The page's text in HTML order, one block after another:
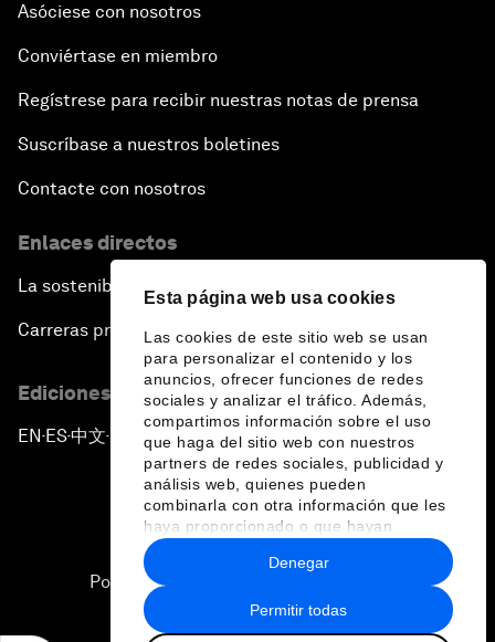
Esta página web usa cookies
Las cookies de este sitio web se usan
para personalizar el contenido y los
anuncios, ofrecer funciones de redes
sociales y analizar el tráfico. Además,
compartimos información sobre el uso
que haga del sitio web con nuestros
partners de redes sociales, publicidad y
análisis web, quienes pueden
combinarla con otra información que les
haya proporcionado o que hayan
recopilado a partir del uso que haya
hecho de sus servicios.
Permitir todas
Denegar
Asóciese con nosotros
Conviértase en miembro
Regístrese para recibir nuestras notas de prensa
Suscríbase a nuestros boletines
Contacte con nosotros
Enlaces directos
La sostenibilidad en el Foro
Carreras profesionales
Ediciones en otros idiomas
EN ▪ES▪中文▪ 日本語
Política de privacidad y normas de uso
Sitemap